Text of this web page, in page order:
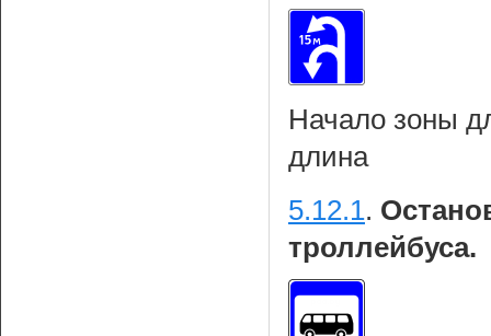
Начало зоны
длина
5.12.1.
троллейбуса.